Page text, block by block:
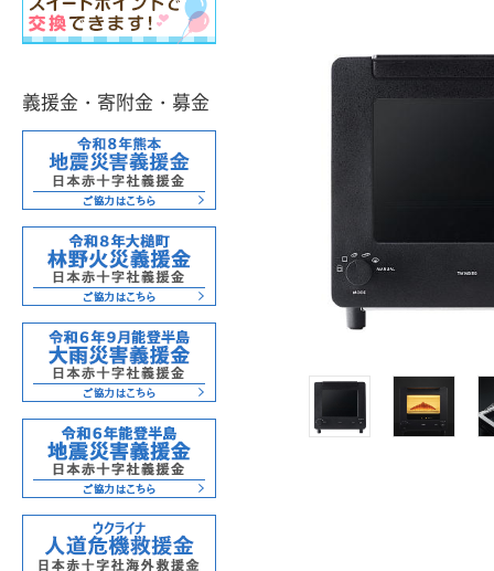
義援金・寄附金・募金